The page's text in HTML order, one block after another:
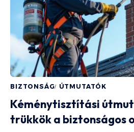
BIZTONSÁG ÚTMUTATÓK
Kéménytisztítási
trükkök a biztonságos